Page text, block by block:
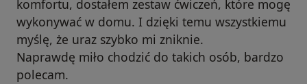
komfortu, dostałem zestaw ćwiczeń, które mogę
wykonywać w domu. I dzięki temu wszystkiemu
myślę, że uraz szybko mi zniknie.
Naprawdę miło chodzić do takich osób, bardzo
polecam.